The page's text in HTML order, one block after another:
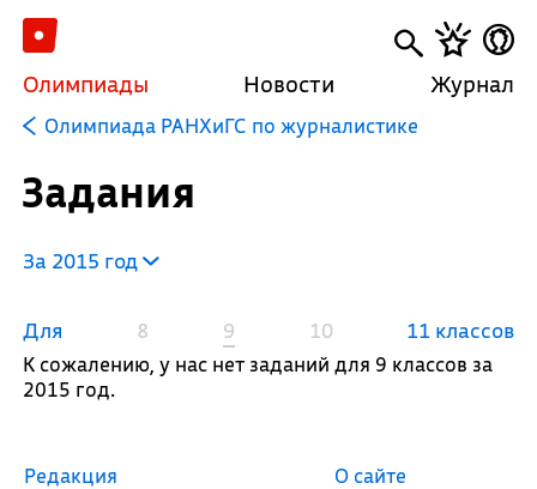
Олимпиады Новости Журнал
Олимпиада РАНХиГС по журналистике
Задания
За 2015 год
Для 8 9 10 11 классов
К сожалению, у нас нет заданий для 9 классов за
2015 год.
Редакция
О сайте